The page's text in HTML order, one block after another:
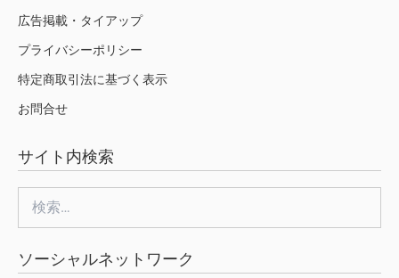
広告掲載・タイアップ
プライバシーポリシー
特定商取引法に基づく表示
お問合せ
サイト内検索
索:
ソーシャルネットワーク